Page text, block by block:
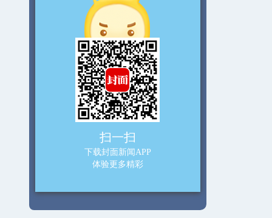
扫一扫
下载封面新闻APP
体验更多精彩